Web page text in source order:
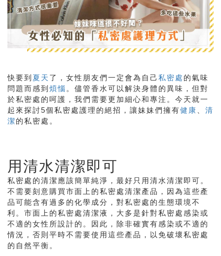
快要到 夏天 了，女性朋友們一定會為自己 私密處 的氣味
問題而感到 煩惱 。儘管香水可以解決身體的異味，但對
於私密處的呵護，我們需要更加細心和專注。今天就一
起來探討5個私密處護理的絕招，讓妹妹們擁有健康
清
潔的私密處。
用清水清潔即可
私密處的清潔應該簡單純淨，最好只用清水清潔即可。
不需要刻意購買市面上的私密處清潔產品，因為這些產
品可能含有過多的化學成分，對私密處的生態環境不
利。市面上的私密處清潔液，大多是針對私密處感染或
不適的女性所設計的。因此，除非確實有感染或不適的
情況，否則平時不需要使用這些產品，以免破壞私密處
的自然平衡。